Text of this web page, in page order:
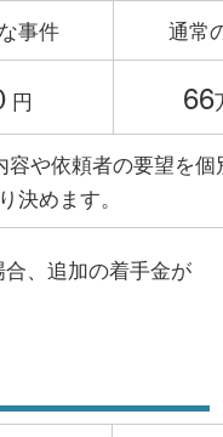
事件 通常
円 66
容や依頼者の要望を
決めます。
、追加の着手金が